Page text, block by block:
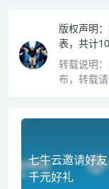
版权声明：
表，共计
转载说明：
布，转载请
七牛云邀请好
千元好礼